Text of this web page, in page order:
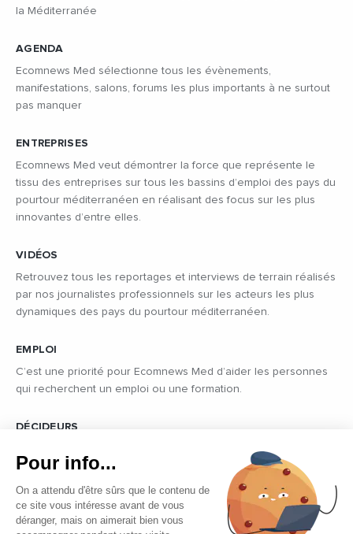
la Méditerranée
AGENDA
Ecomnews Med sélectionne tous les évènements,
manifestations, salons, forums les plus importants à ne surtout
pas manquer
ENTREPRISES
Ecomnews Med veut démontrer la force que représente le
tissu des entreprises sur tous les bassins d’emploi des pays du
pourtour méditerranéen en réalisant des focus sur les plus
innovantes d’entre elles.
VIDÉOS
Retrouvez tous les reportages et interviews de terrain réalisés
par nos journalistes professionnels sur les acteurs les plus
dynamiques des pays du pourtour méditerranéen.
EMPLOI
C’est une priorité pour Ecomnews Med d’aider les personnes
qui recherchent un emploi ou une formation.
DÉCIDEURS
politique des pays du pourtour de la Méditerranée.
Pour info...
On a attendu d'être sûrs que le contenu de
ce site vous intéresse avant de vous
déranger, mais on aimerait bien vous